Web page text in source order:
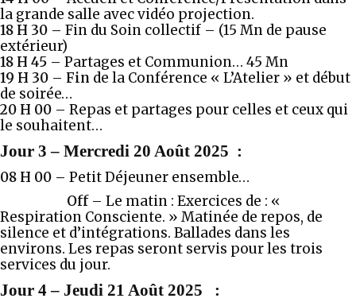
la grande salle avec vidéo projection.
18 H 30 – Fin du Soin collectif – (15 Mn de pause
extérieur)
18 H 45 – Partages et Communion… 45 Mn
19 H 30 – Fin de la Conférence « L’Atelier » et début
de soirée…
20 H 00 – Repas et partages pour celles et ceux qui
le souhaitent…
Jour 3 – Mercredi 20 Août 2025 :
08 H 00 – Petit Déjeuner ensemble…
Off– Le matin : Exercices de : «
Respiration Consciente. » Matinée de repos, de
silence et d’intégrations. Ballades dans les
environs. Les repas seront servis pour les trois
services du jour.
Jour 4– Jeudi 21 Août 2025 :